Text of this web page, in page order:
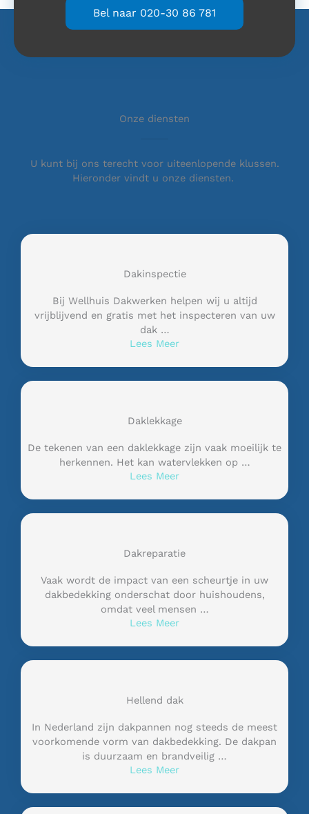
Bel naar 020-30 86 781
Onze diensten
U kunt bij ons terecht voor uiteenlopende klussen.
Hieronder vindt u onze diensten.
Dakinspectie
Bij Wellhuis Dakwerken helpen wij u altijd
vrijblijvend en gratis met het inspecteren van uw
dak …
Lees Meer
Daklekkage
De tekenen van een daklekkage zijn vaak moeilijk te
herkennen. Het kan watervlekken op …
Lees Meer
Dakreparatie
Vaak wordt de impact van een scheurtje in uw
dakbedekking onderschat door huishoudens,
omdat veel mensen …
Lees Meer
Hellend dak
In Nederland zijn dakpannen nog steeds de meest
voorkomende vorm van dakbedekking. De dakpan
is duurzaam en brandveilig …
Lees Meer